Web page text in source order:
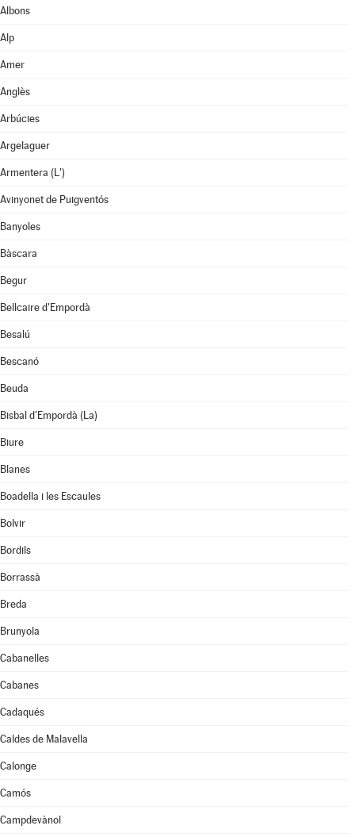
Albons
Alp
Amer
Anglès
Arbúcies
Argelaguer
Armentera (L')
Avinyonet de Puigventós
Banyoles
Bàscara
Begur
Bellcaire d'Empordà
Besalú
Bescanó
Beuda
Bisbal d'Empordà (La)
Biure
Blanes
Boadella i les Escaules
Bolvir
Bordils
Borrassà
Breda
Brunyola
Cabanelles
Cabanes
Cadaqués
Caldes de Malavella
Calonge
Camós
Campdevànol